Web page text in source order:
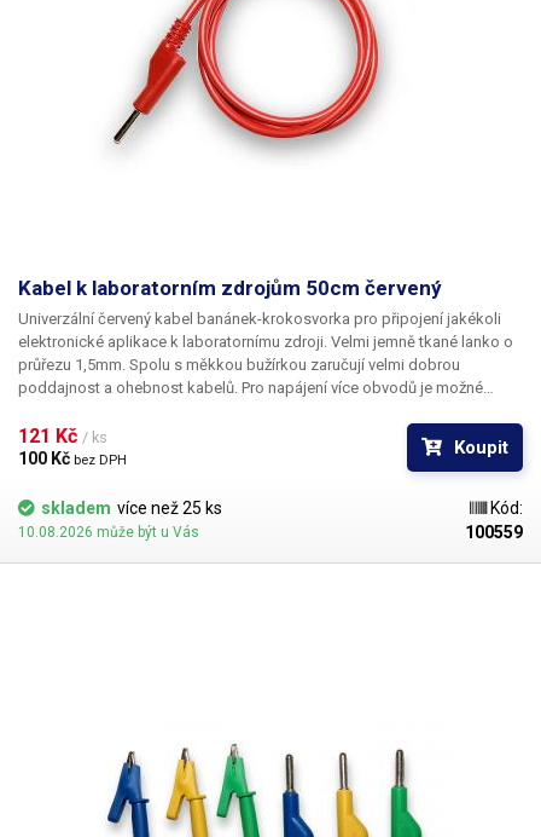
Kabel k laboratorním zdrojům 50cm červený
Univerzální červený kabel banánek-krokosvorka pro připojení jakékoli
elektronické aplikace k laboratornímu zdroji. Velmi jemně tkané lanko o
průřezu 1,5mm. Spolu s měkkou bužírkou zaručují velmi dobrou
poddajnost a ohebnost kabelů. Pro napájení více obvodů je možné
několika barevných provedeních pro rozlišení polarity: červená, černá,
modrá, žlutá, zelená.
121 Kč / ks
100 Kč bez DPH
Koupit
skladem více než 25 ks
10.08.2026 může být u Vás
Kód:
100559